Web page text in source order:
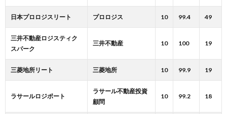
日本プロロジスリート プロロジス 10 99.4 49
三井不動産ロジスティク
スパーク
三井不動産 10 100 19
三菱地所リート 三菱地所 10 99.9 19
ラサールロジポート
ラサール不動産投資
顧問
10 99.2 18